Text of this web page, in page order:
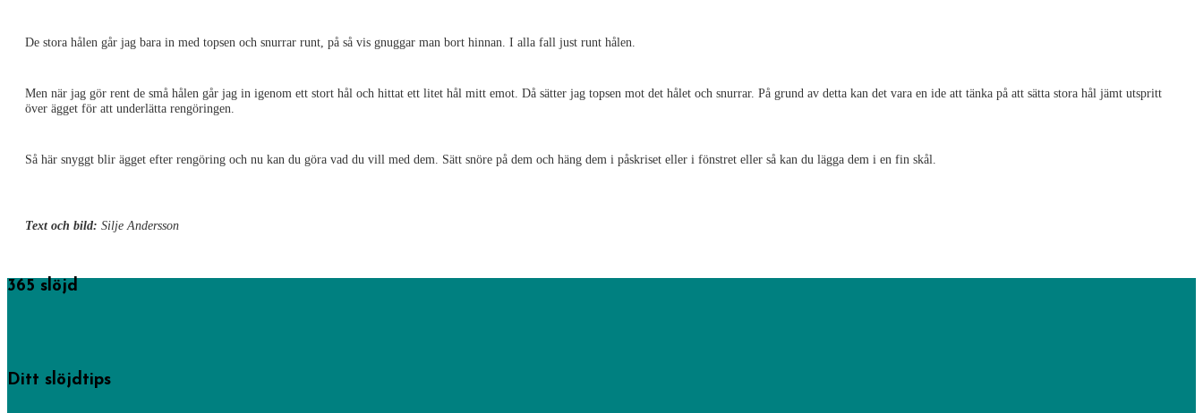
De stora hålen går jag bara in med topsen och snurrar runt, på så vis gnuggar man bort hinnan. I alla fall just runt hålen.
Men när jag gör rent de små hålen går jag in igenom ett stort hål och hittat ett litet hål mitt emot. Då sätter jag topsen mot det hålet och snurrar. På grund av detta kan det vara en ide att tänka på att sätta stora hål jämt utspritt
över ägget för att underlätta rengöringen.
Så här snyggt blir ägget efter rengöring och nu kan du göra vad du vill med dem. Sätt snöre på dem och häng dem i påskriset eller i fönstret eller så kan du lägga dem i en fin skål.
Text och bild: Silje Andersson
365 slöjd
Ditt slöjdtips